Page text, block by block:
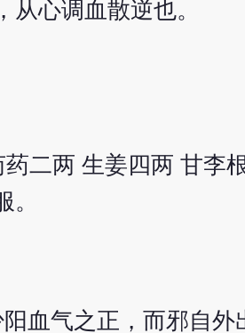
心调血散逆也。
二两 生姜四两 甘李
血气之正，而邪自外